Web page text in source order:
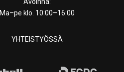
Avoinna:
Ma–pe klo. 10:00–16:00
YHTEISTYÖSSÄ